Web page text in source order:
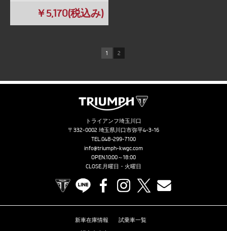
￥5,170(税込み)
1 2
トライアンフ埼玉川口
〒332-0002 埼玉県川口市弥平4-3-16
TEL.048-299-7100
info@triumph-kwgc.com
OPEN.10:00～18:00
CLOSE.月曜日・火曜日
TRIUMPH OFFICIAL SITE
LINE FacebookInstagram
新車在庫情報
試乗車一覧